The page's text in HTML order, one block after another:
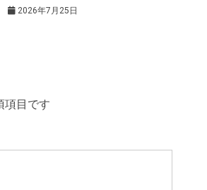
2026年7月25日
項目です